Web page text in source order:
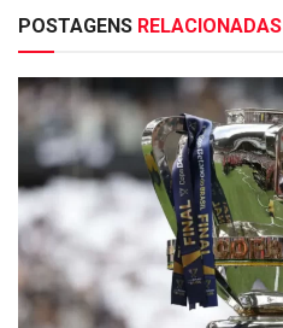
POSTAGENS RELACIONADAS